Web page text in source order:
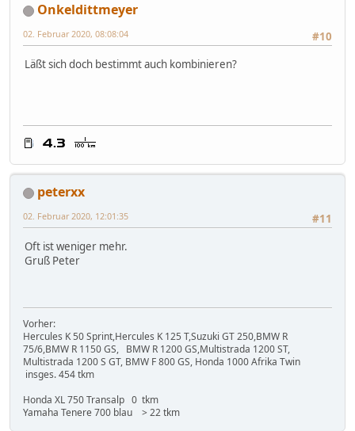
Onkeldittmeyer
#10
02. Februar 2020, 08:08:04
Läßt sich doch bestimmt auch kombinieren?
peterxx
#11
02. Februar 2020, 12:01:35
Oft ist weniger mehr.
Gruß Peter
Vorher:
Hercules K 50 Sprint,Hercules K 125 T,Suzuki GT 250,BMW R
75/6,BMW R 1150 GS, BMW R 1200 GS,Multistrada 1200 ST,
Multistrada 1200 S GT, BMW F 800 GS, Honda 1000 Afrika Twin
insges. 454 tkm
Honda XL 750 Transalp 0 tkm
Yamaha Tenere 700 blau > 22 tkm